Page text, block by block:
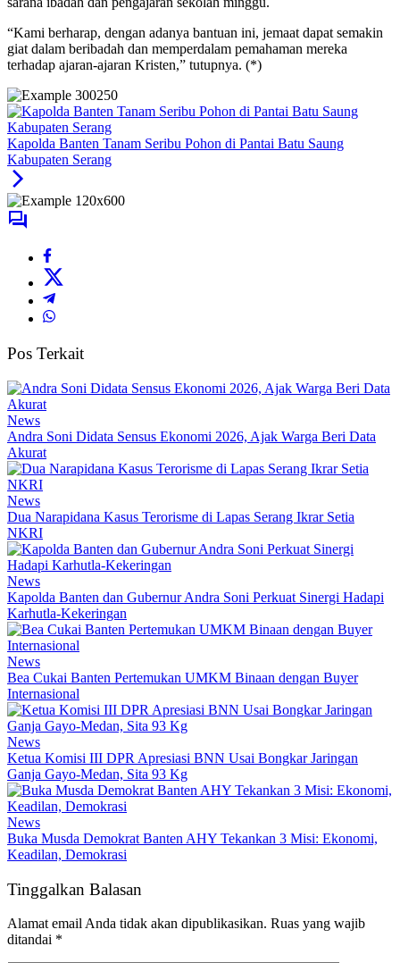
“Kami berharap, dengan adanya bantuan ini, jemaat dapat semakin
giat dalam beribadah dan memperdalam pemahaman mereka
terhadap ajaran-ajaran Kristen,” tutupnya. (*)
Kapolda Banten Tanam Seribu Pohon di Pantai Batu Saung
Kabupaten Serang
Pos Terkait
News
Andra Soni Didata Sensus Ekonomi 2026, Ajak Warga Beri Data
Akurat
News
Dua Narapidana Kasus Terorisme di Lapas Serang Ikrar Setia
NKRI
News
Kapolda Banten dan Gubernur Andra Soni Perkuat Sinergi Hadapi
Karhutla-Kekeringan
News
Bea Cukai Banten Pertemukan UMKM Binaan dengan Buyer
Internasional
News
Ketua Komisi III DPR Apresiasi BNN Usai Bongkar Jaringan
Ganja Gayo-Medan, Sita 93 Kg
News
Buka Musda Demokrat Banten AHY Tekankan 3 Misi: Ekonomi,
Keadilan, Demokrasi
Tinggalkan Balasan
Alamat email Anda tidak akan dipublikasikan. Ruas yang wajib
ditandai *